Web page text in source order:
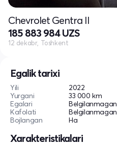
Egalik tarixi
Yili
2022
Yurgani
33 000 km
Egalari
Belgilanmagan
Kafolati
Belgilanmagan
Bojlangan
Ha
Xarakteristikalari
Chevrolet Gentra II
185 883 984 UZS
12 dekabr, Toshkent